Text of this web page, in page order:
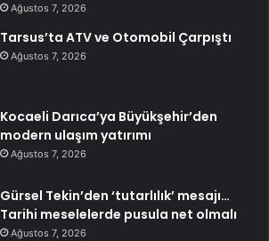
Ağustos 7, 2026
Tarsus’ta ATV ve Otomobil Çarpıştı
Ağustos 7, 2026
Kocaeli Darıca’ya Büyükşehir’den
modern ulaşım yatırımı
Ağustos 7, 2026
Gürsel Tekin’den ‘tutarlılık’ mesajı…
Tarihi meselelerde pusula net olmalı
Ağustos 7, 2026